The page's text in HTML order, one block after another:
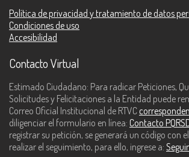
Política de privacidad y tratamiento de datos
Condiciones de uso
Accesibilidad
Contacto Virtual
Estimado Ciudadano: Para radicar Peticiones,
Solicitudes y Felicitaciones a la Entidad puede
Correo Oficial Institucional de RTVC
diligenciar el formulario en línea: Contacto
registrar su petición, se generará un código con
realizar el seguimiento, para ello, ingrese a: